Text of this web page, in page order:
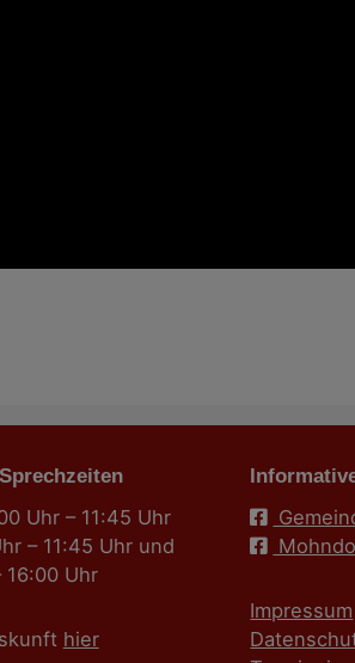
Uhr – 11:45 Uhr
– 11:45 Uhr und
16:00 Uhr
hier
Impressum